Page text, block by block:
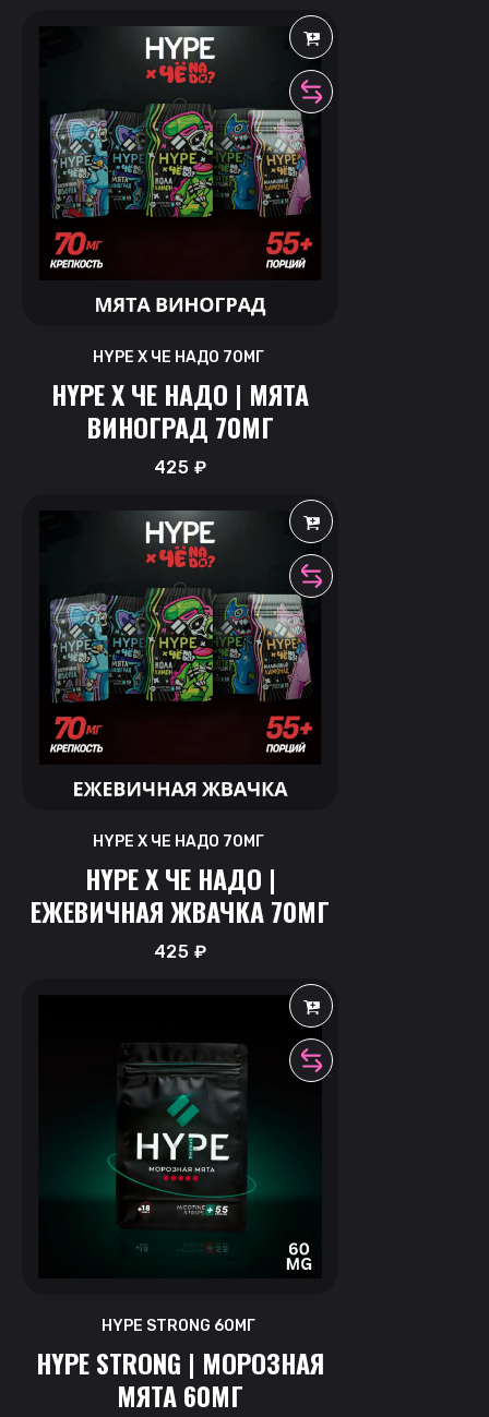
HYPE X ЧЕ НАДО 70МГ
HYPE X ЧЕ НАДО | МЯТА
ВИНОГРАД 70МГ
425 ₽
HYPE X ЧЕ НАДО 70МГ
HYPE X ЧЕ НАДО |
ЕЖЕВИЧНАЯ ЖВАЧКА 70МГ
425 ₽
HYPE STRONG 60МГ
HYPE STRONG | МОРОЗНАЯ
МЯТА 60МГ